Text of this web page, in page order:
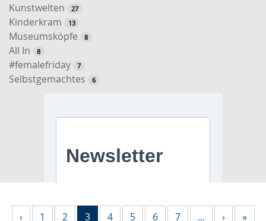
Kunstwelten 27
Kinderkram 13
Museumsköpfe 8
All In 8
#femalefriday 7
Selbstgemachtes 6
‹ 1 2 3 4 5 6 7 ... › »